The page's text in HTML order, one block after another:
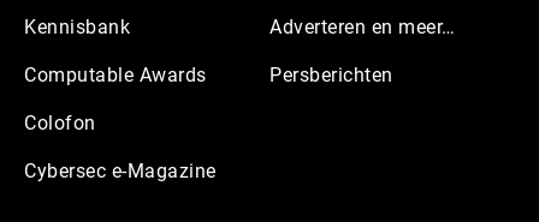
Kennisbank
Computable Awards
Colofon
Cybersec e-Magazine
Adverteren en meer…
Persberichten